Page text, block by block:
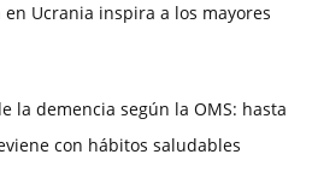
Ucrania inspira a los mayores
la demencia según la OMS: hasta
con hábitos saludables